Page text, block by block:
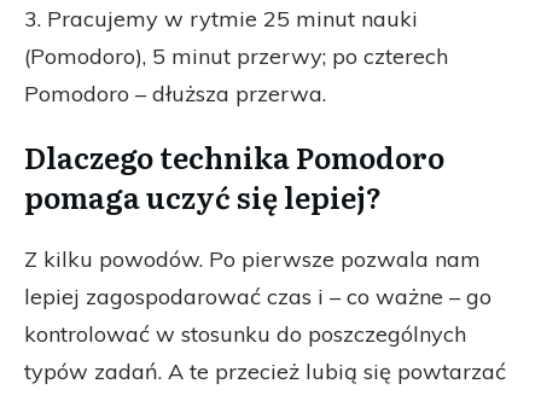
3. Pracujemy w rytmie 25 minut nauki
(Pomodoro), 5 minut przerwy; po czterech
Pomodoro – dłuższa przerwa.
Dlaczego technika Pomodoro
pomaga uczyć się lepiej?
Z kilku powodów. Po pierwsze pozwala nam
lepiej zagospodarować czas i – co ważne – go
kontrolować w stosunku do poszczególnych
typów zadań. A te przecież lubią się powtarzać